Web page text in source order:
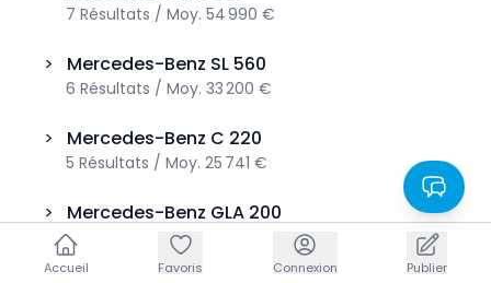
7 Résultats / Moy. 54 990 €
> Mercedes-Benz SL 560
6 Résultats / Moy. 33 200 €
> Mercedes-Benz C 220
5 Résultats / Moy. 25 741 €
> Mercedes-Benz GLA 200
5 Moy.
Accueil Favoris Connexion Publier
Accueil Favoris Connexion Publier